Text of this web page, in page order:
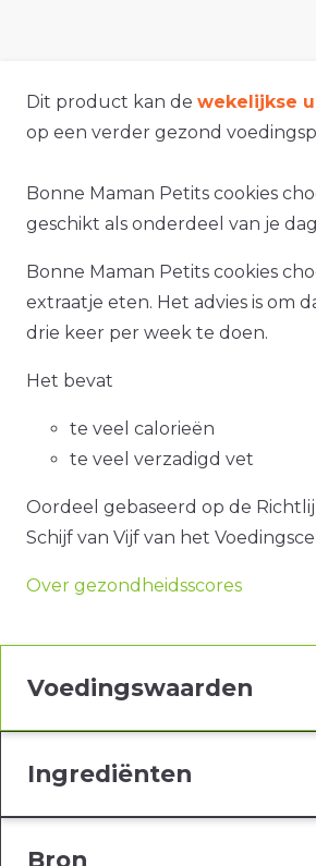
Dit product kan de wekelijkse
op een verder gezond
Bonne Maman Petits cookies
geschikt als onderdeel van je
Bonne Maman Petits cookies
extraatje eten. Het advies is om
drie keer per week te doen.
Het bevat
te veel calorieën
te veel verzadigd vet
Oordeel gebaseerd op de
Schijf van Vijf van het
Over gezondheidsscores
Voedingswaarden
Ingrediënten
Bron